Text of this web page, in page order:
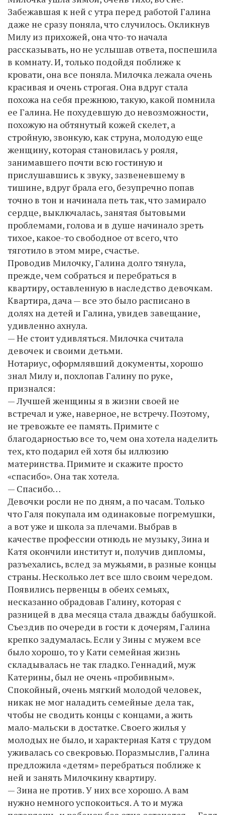
Забежавшая к ней с утра перед работой Галина
даже не сразу поняла, что случилось. Окликнув
Милу из прихожей, она что-то начала
рассказывать, но не услышав ответа, поспешила
в комнату. И, только подойдя поближе к
кровати, она все поняла. Милочка лежала очень
красивая и очень строгая. Она вдруг стала
похожа на себя прежнюю, такую, какой помнила
ее Галина. Не похудевшую до невозможности,
похожую на обтянутый кожей скелет, а
стройную, звонкую, как струна, молодую еще
женщину, которая становилась у рояля,
занимавшего почти всю гостиную и
прислушавшись к звуку, зазвеневшему в
тишине, вдруг брала его, безупречно попав
точно в тон и начинала петь так, что замирало
сердце, выключалась, занятая бытовыми
проблемами, голова и в душе начинало зреть
тихое, какое-то свободное от всего, что
тяготило в этом мире, счастье.
Проводив Милочку, Галина долго тянула,
прежде, чем собраться и перебраться в
квартиру, оставленную в наследство девочкам.
Квартира, дача — все это было расписано в
долях на детей и Галина, увидев завещание,
удивленно ахнула.
— Не стоит удивляться. Милочка считала
девочек и своими детьми.
Нотариус, оформлявший документы, хорошо
знал Милу и, похлопав Галину по руке,
признался:
— Лучшей женщины я в жизни своей не
встречал и уже, наверное, не встречу. Поэтому,
не тревожьте ее память. Примите с
благодарностью все то, чем она хотела наделить
тех, кто подарил ей хотя бы иллюзию
материнства. Примите и скажите просто
«спасибо». Она так хотела.
— Спасибо…
Девочки росли не по дням, а по часам. Только
что Галя покупала им одинаковые погремушки,
а вот уже и школа за плечами. Выбрав в
качестве профессии отнюдь не музыку, Зина и
Катя окончили институт и, получив дипломы,
разъехались, вслед за мужьями, в разные концы
страны. Несколько лет все шло своим чередом.
Появились первенцы в обеих семьях,
несказанно обрадовав Галину, которая с
разницей в два месяца стала дважды бабушкой.
Съездив по очереди в гости к дочерям, Галина
крепко задумалась. Если у Зины с мужем все
было хорошо, то у Кати семейная жизнь
складывалась не так гладко. Геннадий, муж
Катерины, был не очень «пробивным».
Спокойный, очень мягкий молодой человек,
никак не мог наладить семейные дела так,
чтобы не сводить концы с концами, а жить
мало-мальски в достатке. Своего жилья у
молодых не было, и характерная Катя с трудом
уживалась со свекровью. Поразмыслив, Галина
предложила «детям» перебраться поближе к
ней и занять Милочкину квартиру.
— Зина не против. У них все хорошо. А вам
нужно немного успокоиться. А то и мужа